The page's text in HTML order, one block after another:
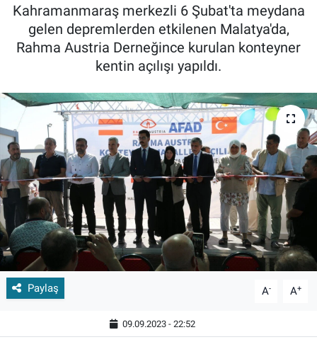
Kahramanmaraş merkezli 6 Şubat'ta meydana
gelen depremlerden etkilenen Malatya'da,
Rahma Austria Derneğince kurulan konteyner
kentin açılışı yapıldı.
Paylaş A- A+
09.09.2023 - 22:52